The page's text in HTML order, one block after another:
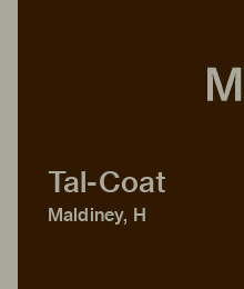
Tal-Coat
Maldiney, H